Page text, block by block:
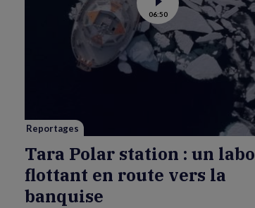
Voir
la
vidéo
de
Tara
Polar
station
:
la
06:50
Reportages
Tara Polar station : un labo
flottant en route vers la
banquise